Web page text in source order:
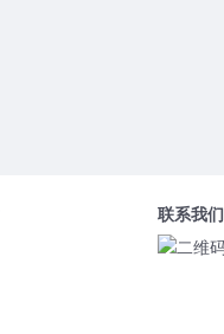
联系我们